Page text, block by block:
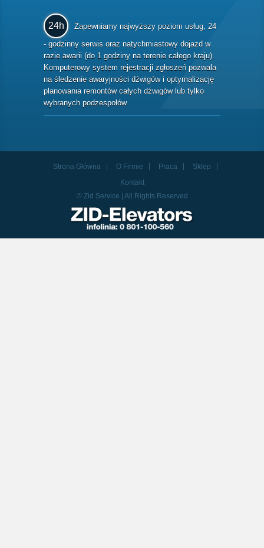
24h
Zapewniamy najwyższy poziom usług, 24
- godzinny serwis oraz natychmiastowy dojazd w
razie awarii (do 1 godziny na terenie całego kraju).
Komputerowy system rejestracji zgłoszeń pozwala
na śledzenie awaryjności dźwigów i optymalizację
planowania remontów całych dźwigów lub tylko
wybranych podzespołów.
Strona Główna O Firmie Praca
Sklep
Kontakt
© Zid Service | All Rights Reserved